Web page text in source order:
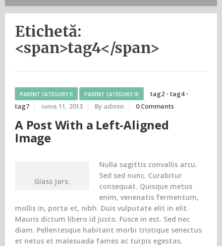
Etichetă:
<span>tag4</span>
PARENT CATEGORY II PARENT CATEGORY III tag2 • tag4•
tag7
iunie 11, 2013 By admin 0 Comments
A Post With a Left-Aligned
Image
Glass Jars.
Nulla sagittis convallis arcu.
Sed sed nunc. Curabitur
consequat. Quisque metus
enim, venenatis fermentum,
mollis in, porta et, nibh. Duis vulputate elit in elit.
Mauris dictum libero id justo. Fusce in est. Sed nec
diam. Pellentesque habitant morbi tristique senectus
et netus et malesuada fames ac turpis egestas.